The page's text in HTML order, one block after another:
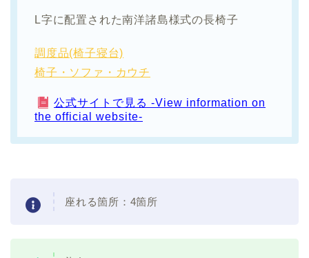
L字に配置された南洋諸島様式の長椅子
調度品(椅子寝台)
椅子・ソファ・カウチ
公式サイトで見る -View information on
the official website-
座れる箇所：4箇所